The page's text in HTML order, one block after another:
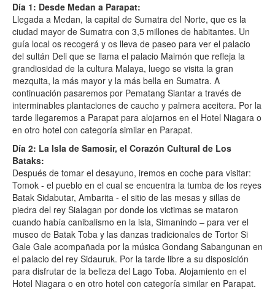
Día 1: Desde Medan a Parapat:
Llegada a Medan, la capital de Sumatra del Norte, que es la
ciudad mayor de Sumatra con 3,5 millones de habitantes. Un
guía local os recogerá y os lleva de paseo para ver el palacio
del sultán Deli que se llama el palacio Maimón que refleja la
grandiosidad de la cultura Malaya, luego se visita la gran
mezquita, la más mayor y la más bella en Sumatra. A
continuación pasaremos por Pematang Siantar a través de
interminables plantaciones de caucho y palmera aceitera. Por la
tarde llegaremos a Parapat para alojarnos en el Hotel Niagara o
en otro hotel con categoría similar en Parapat.
Día 2: La Isla de Samosir, el Corazón Cultural de Los
Bataks:
Después de tomar el desayuno, iremos en coche para visitar:
Tomok - el pueblo en el cual se encuentra la tumba de los reyes
Batak Sidabutar, Ambarita - el sitio de las mesas y sillas de
piedra del rey Sialagan por donde los victimas se mataron
cuando había canibalismo en la isla, Simanindo – para ver el
museo de Batak Toba y las danzas tradicionales de Tortor Si
Gale Gale acompañada por la música Gondang Sabangunan en
el palacio del rey Sidauruk. Por la tarde libre a su disposición
para disfrutar de la belleza del Lago Toba. Alojamiento en el
Hotel Niagara o en otro hotel con categoría similar en Parapat.